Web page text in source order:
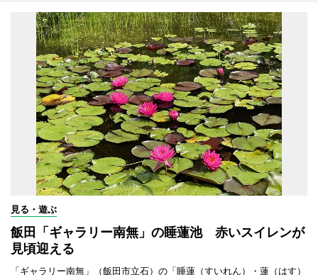
見る・遊ぶ
飯田「ギャラリー南無」の睡蓮池 赤いスイレンが
見頃迎える
「ギャラリー南無」（飯田市立石）の「睡蓮（すいれん）・蓮（はす）